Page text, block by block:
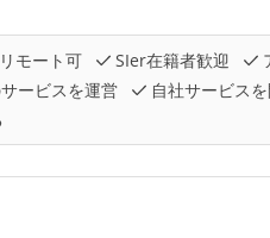
モート可 SIer在籍者歓迎
ービスを運営 自社サービス